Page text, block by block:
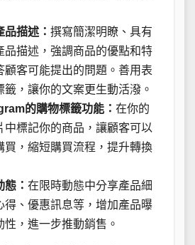
品描述： 撰寫簡潔明瞭、具有
品描述，強調商品的優點和特
顧客可能提出的問題。善用表
籤，讓你的文案更生動活潑。
的購物標籤功能： 在你的
中標記你的商品，讓顧客可以
買，縮短購買流程，提升轉換
： 在限時動態中分享產品細
得、優惠訊息等，增加產品曝
性，進一步推動銷售。